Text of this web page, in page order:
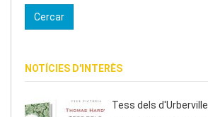
NOTÍCIES D'INTERÈS
Tess dels d'Urberville